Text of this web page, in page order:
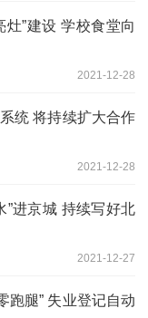
灶”建设 学校食堂向
2021-12-28
统 将持续扩大合作
2021-12-28
”进京城 持续写好北
2021-12-27
跑腿” 失业登记自动